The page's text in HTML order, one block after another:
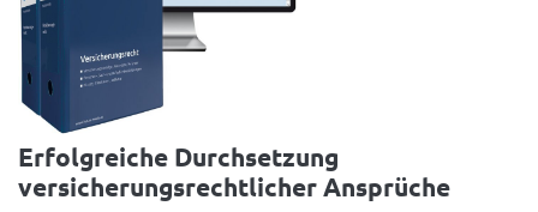
Erfolgreiche Durchsetzung
versicherungsrechtlicher Ansprüche